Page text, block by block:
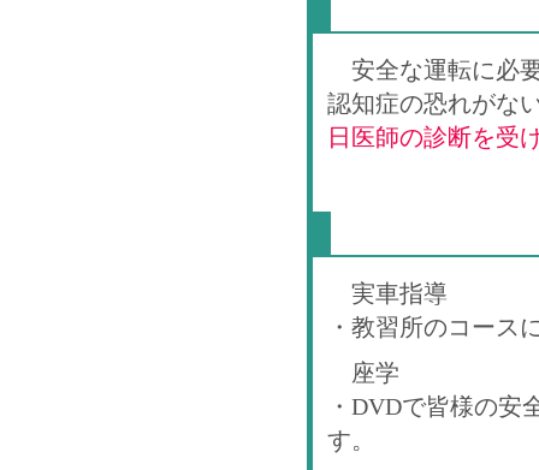
安全な運転に必
認知症の恐れがな
日医師の診断を受
実車指導
・教習所のコース
座学
・DVDで皆様の
す。